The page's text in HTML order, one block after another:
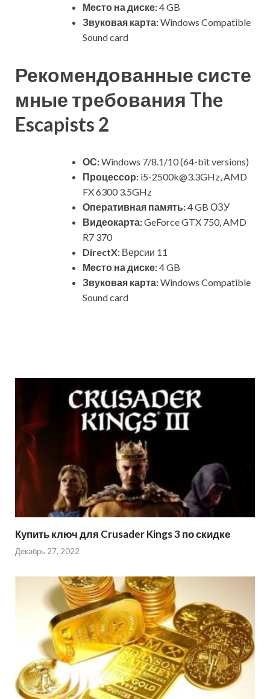
Место на диске:4 GB
Звуковая карта:Windows Compatible
Sound card
Рекомендованные систе
мные требования The
Escapists 2
ОС:Windows 7/8.1/10 (64-bit versions)
Процессор: i5-2500k@3.3GHz , AMD
FX 6300 3.5GHz
Оперативная память:4 GB ОЗУ
Видеокарта:GeForce GTX 750, AMD
R7 370
DirectX: Версии 11
Место на диске:4 GB
Звуковая карта:Windows Compatible
Sound card
Купить ключ для Crusader Kings 3 по скидке
Декабрь 27, 2022